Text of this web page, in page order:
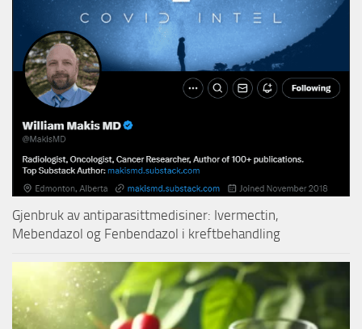
Gjenbruk av antiparasittmedisiner: Ivermectin,
Mebendazol og Fenbendazol i kreftbehandling